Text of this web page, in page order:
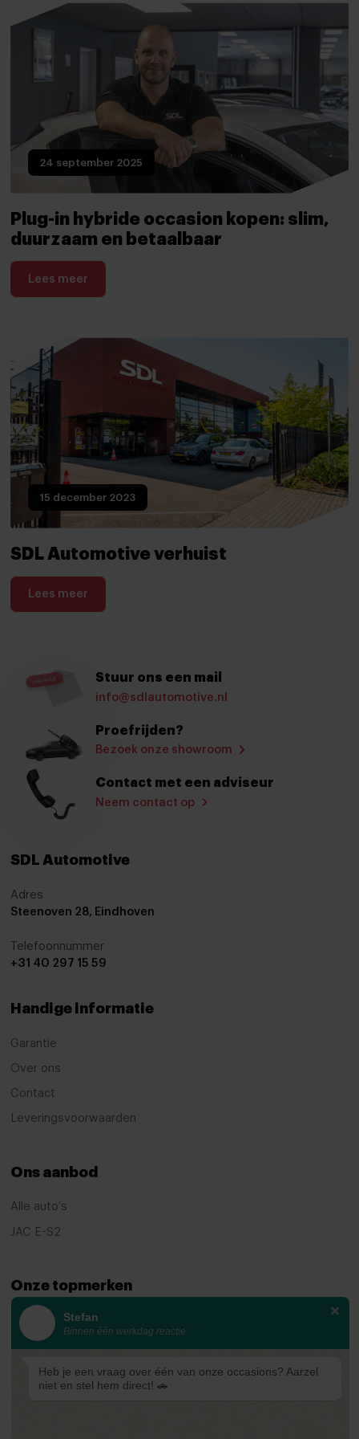
24 september 2025
Plug-in hybride occasion kopen: slim,
duurzaam en betaalbaar
Lees meer
15 december 2023
SDL Automotive verhuist
Lees meer
Stuur ons een mail
info@sdlautomotive.nl
Proefrijden?
Bezoek onze showroom
Contact met een adviseur
Neem contact op
SDL Automotive
Adres
Steenoven 28, Eindhoven
Telefoonnummer
+31 40 297 15 59
Handige informatie
Garantie
Over ons
Contact
Leveringsvoorwaarden
Ons aanbod
Alle auto’s
JAC E-S2
Onze topmerken
KIA
Mazda
Stefan
Binnen één werkdag reactie
Heb je een vraag over één van onze occasions? Aarzel
niet en stel hem direct! 🚗